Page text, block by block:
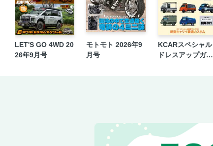
LET'S GO 4WD 20
26年9月号
モトモト 2026年9
月号
KCARスペシャル
ドレスアップガイ